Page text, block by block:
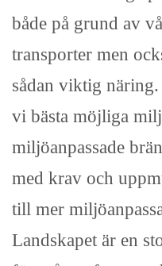
både på grund av
transporter men
sådan viktig
vi bästa möjliga
miljöanpassade
med krav och
till mer
Landskapet är en